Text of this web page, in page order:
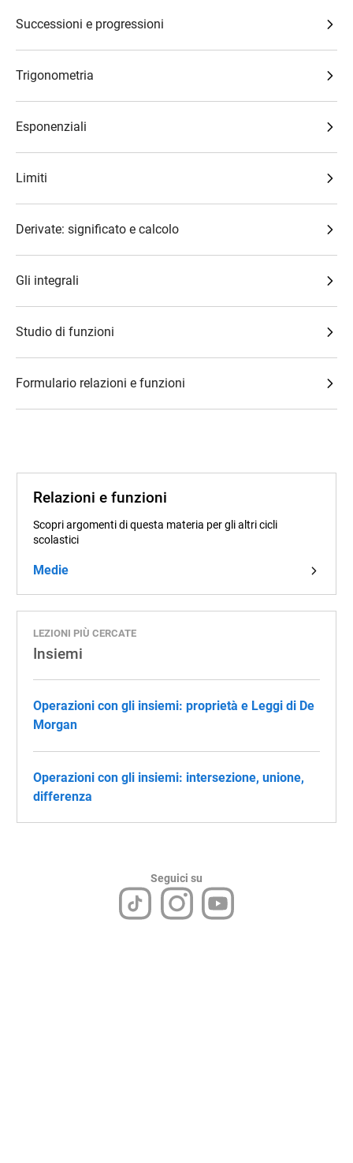
Successioni e progressioni
Trigonometria
Esponenziali
Limiti
Derivate: significato e calcolo
Gli integrali
Studio di funzioni
Formulario relazioni e funzioni
Relazioni e funzioni
Scopri argomenti di questa materia per gli altri cicli
scolastici
Medie
LEZIONI PIÙ CERCATE
Insiemi
Operazioni con gli insiemi: proprietà e Leggi di De
Morgan
Operazioni con gli insiemi: intersezione, unione,
differenza
Seguici su